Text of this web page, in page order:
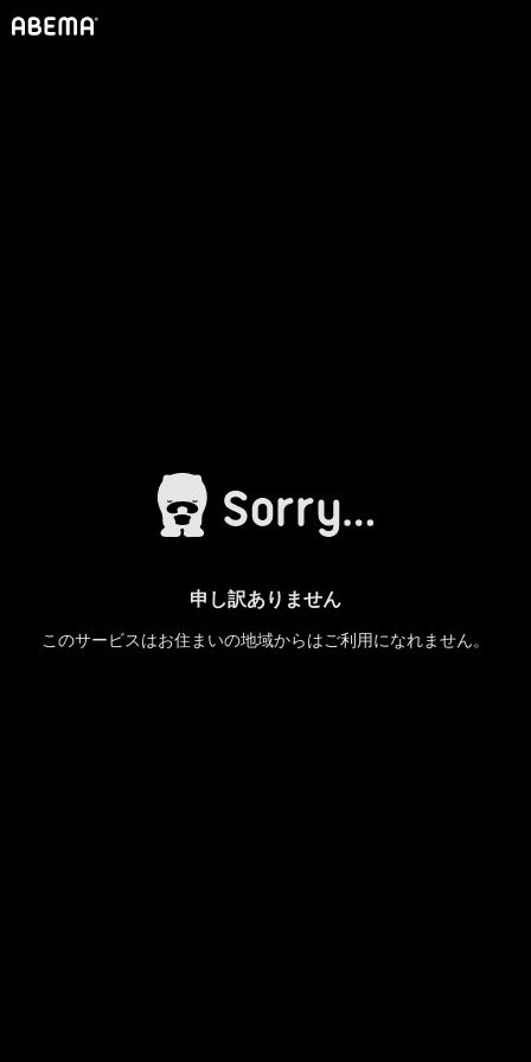
申し訳ありません
このサービスはお住まいの地域からはご利用になれません。